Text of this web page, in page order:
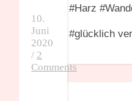
10.
Juni
2020
/ 2
Comments
#Harz
#glücklich